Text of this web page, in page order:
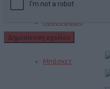
Ποδόσφαιρο
Μπάσκετ